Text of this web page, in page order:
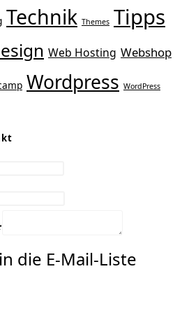
Technik Themes Tipps
Web Hosting Webshop
Wordpress WordPress
die E-Mail-Liste